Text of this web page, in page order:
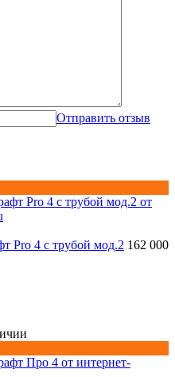
Отправить отзыв
Pro 4 с трубой мод.2 162 000